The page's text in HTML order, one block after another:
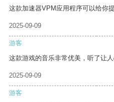
这款加速器VPM应用程序可以给你
2025-09-09
游客
这款游戏的音乐非常优美，听了让人
2025-09-09
游客